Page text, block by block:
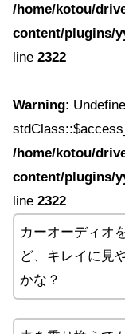
/home/kotou/
content/plugins/
line 2322
Warning: Undefined property:
/home/kotou/
content/plugins/
line 2322
カーオーディオ
ど、キレイに見
かな？